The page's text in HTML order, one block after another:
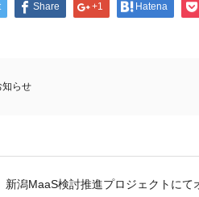
Share +1 Hatena
知らせ
新潟MaaS検討推進プロジェクトにて